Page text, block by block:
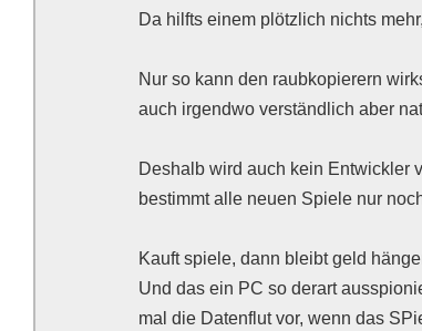
Da hilfts einem plötzlich nichts
Nur so kann den raubkopierern
auch irgendwo verständlich aber
Deshalb wird auch kein Entwickler
bestimmt alle neuen Spiele nur
Kauft spiele, dann bleibt geld
Und das ein PC so derart
mal die Datenflut vor, wenn das